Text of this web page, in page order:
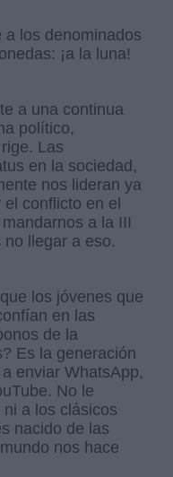
a los denominados
¡a la luna!
a una continua
político,
Las
en la sociedad,
nos lideran ya
conflicto en el
a la III
llegar a eso.
los jóvenes que
en las
de la
Es la generación
enviar WhatsApp,
No le
a los clásicos
nacido de las
nos hace